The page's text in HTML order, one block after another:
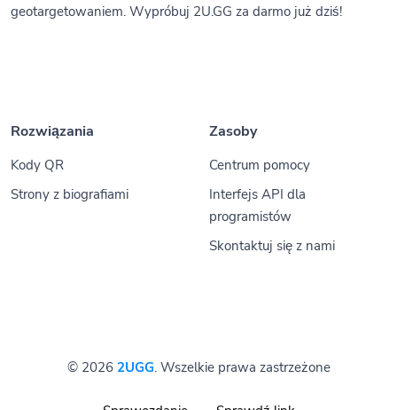
geotargetowaniem. Wypróbuj 2U.GG za darmo już dziś!
Rozwiązania
Kody QR
Strony z biografiami
Zasoby
Centrum pomocy
Interfejs API dla
programistów
Skontaktuj się z nami
© 2026 2UGG. Wszelkie prawa zastrzeżone